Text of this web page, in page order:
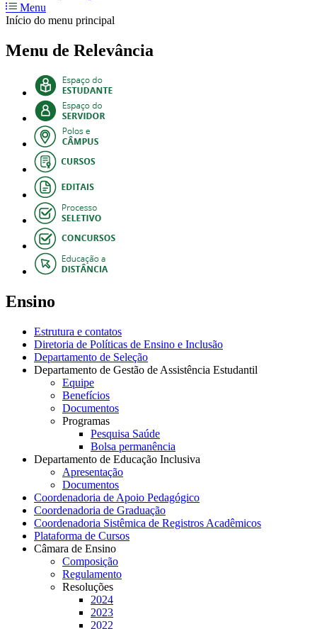
Menu
Início do menu principal
Menu de Relevância
Ensino
Estrutura e contatos
Diretoria de Políticas de Ensino e Inclusão
Departamento de Seleção
Departamento de Gestão de Assistência Estudantil
Equipe
Benefícios
Documentos
Programas
Pesquisa Saúde
Bolsa permanência
Departamento de Educação Inclusiva
Apresentação
Documentos
Coordenadoria de Apoio Pedagógico
Coordenadoria de Graduação
Coordenadoria Sistêmica de Registros Acadêmicos
Plataforma de Cursos
Câmara de Ensino
Composição
Regulamento
Resoluções
2024
2023
2022